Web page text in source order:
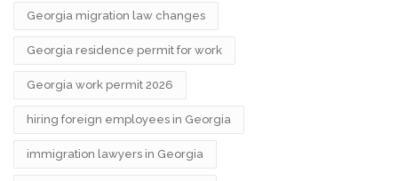
Georgia migration law changes
Georgia residence permit for work
Georgia work permit 2026
hiring foreign employees in Georgia
immigration lawyers in Georgia